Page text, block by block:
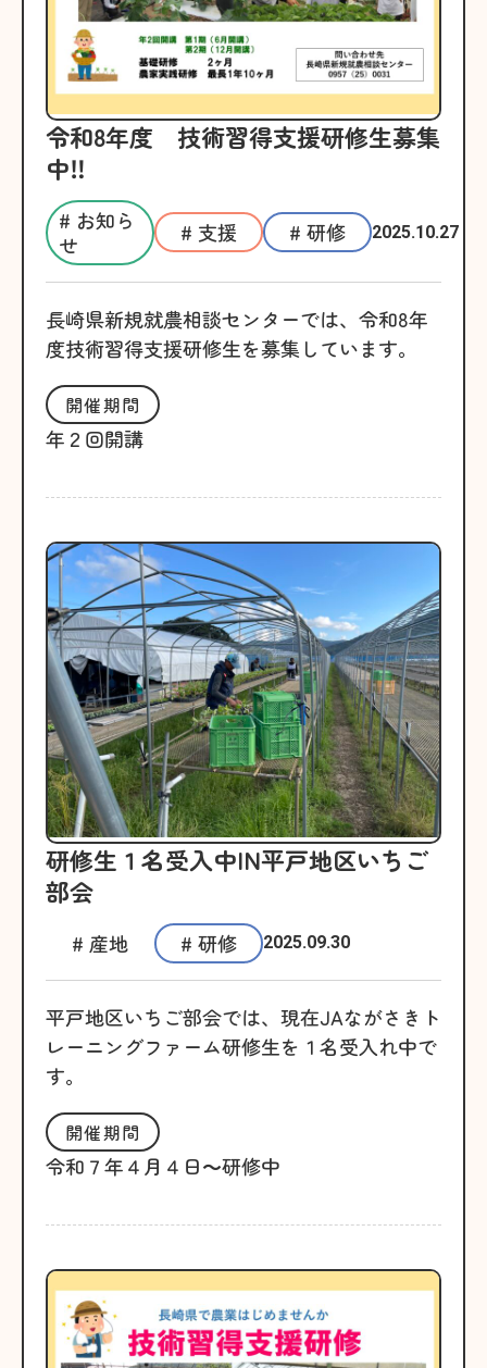
令和8年度 技術習得支援研修生募集
中‼
# お知ら
せ
# 支援 # 研修 2025.10.27
長崎県新規就農相談センターでは、令和8年
度技術習得支援研修生を募集しています。
開催期間
年２回開講
研修生１名受入中IN平戸地区いちご
部会
# 産地 # 研修 2025.09.30
平戸地区いちご部会では、現在JAながさきト
レーニングファーム研修生を１名受入れ中で
す。
開催期間
令和７年４月４日～研修中